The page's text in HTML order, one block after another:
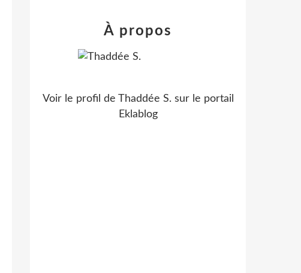
À propos
Voir le profil de Thaddée S.sur le portail
Eklablog